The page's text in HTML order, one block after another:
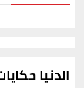
الدنيا